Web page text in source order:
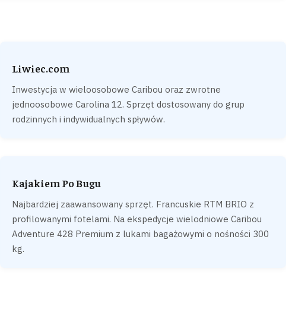
Liwiec.com
Inwestycja w wieloosobowe Caribou oraz zwrotne
jednoosobowe Carolina 12. Sprzęt dostosowany do grup
rodzinnych i indywidualnych spływów.
Kajakiem Po Bugu
Najbardziej zaawansowany sprzęt. Francuskie RTM BRIO z
profilowanymi fotelami. Na ekspedycje wielodniowe Caribou
Adventure 428 Premium z lukami bagażowymi o nośności 300
kg.